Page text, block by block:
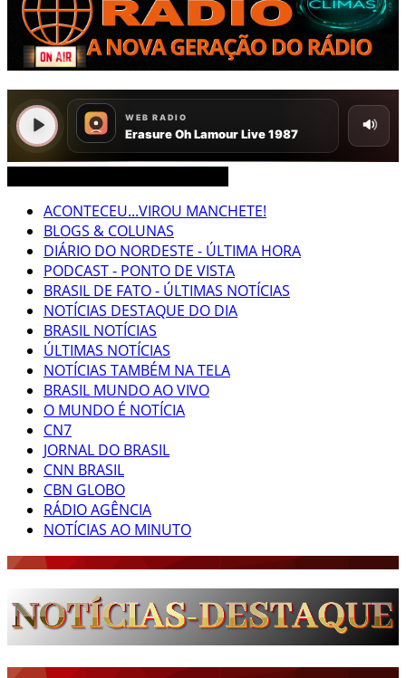
ACONTECEU...VIROU MANCHETE!
BLOGS & COLUNAS
DIÁRIO DO NORDESTE - ÚLTIMA HORA
PODCAST - PONTO DE VISTA
BRASIL DE FATO - ÚLTIMAS NOTÍCIAS
NOTÍCIAS DESTAQUE DO DIA
BRASIL NOTÍCIAS
ÚLTIMAS NOTÍCIAS
NOTÍCIAS TAMBÉM NA TELA
BRASIL MUNDO AO VIVO
O MUNDO É NOTÍCIA
CN7
JORNAL DO BRASIL
CNN BRASIL
CBN GLOBO
RÁDIO AGÊNCIA
NOTÍCIAS AO MINUTO